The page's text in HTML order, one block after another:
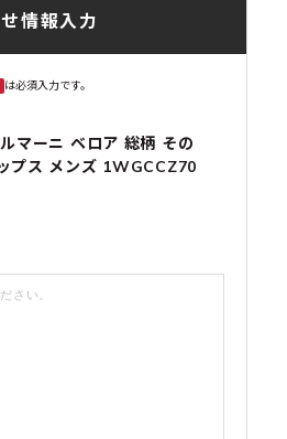
情報入力
は必須入力です。
マーニ ベロア 総柄 その
プス メンズ 1WGCCZ70